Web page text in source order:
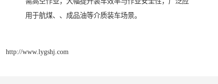
用于航煤、、成品油等介质装车场景。
http://www.lygshj.com